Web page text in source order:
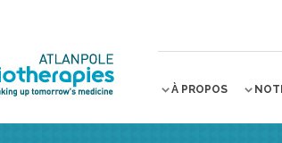
À PROPOS